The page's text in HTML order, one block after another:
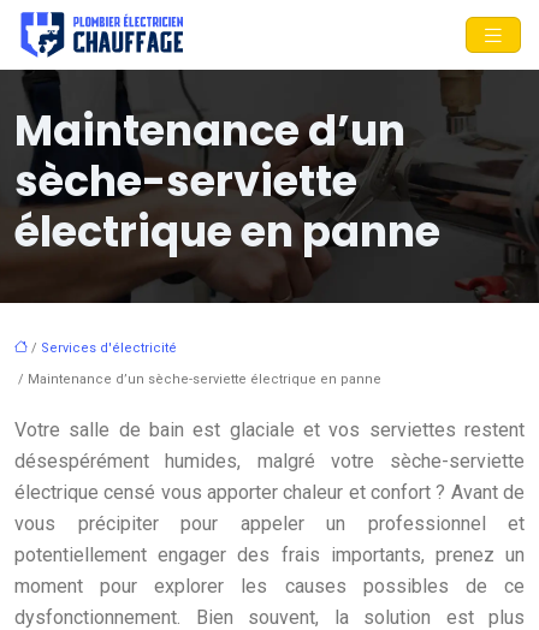
Maintenance d’un
sèche-serviette
électrique en panne
/ Services d'électricité
/ Maintenance d’un sèche-serviette électrique en panne
Votre salle de bain est glaciale et vos serviettes restent
désespérément humides, malgré votre sèche-serviette
électrique censé vous apporter chaleur et confort ? Avant de
vous précipiter pour appeler un professionnel et
potentiellement engager des frais importants, prenez un
moment pour explorer les causes possibles de ce
dysfonctionnement. Bien souvent, la solution est plus